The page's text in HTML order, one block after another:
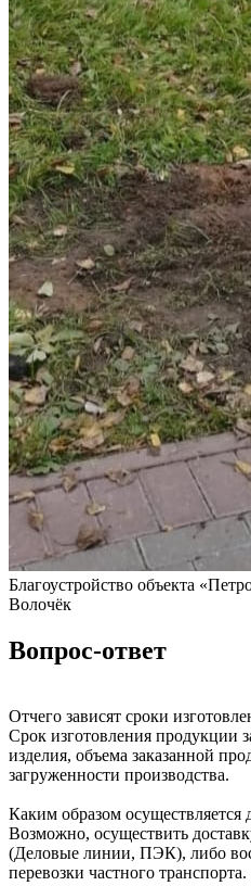
Благоустройство объекта
Волочёк
Вопрос-ответ
Отчего зависят сроки
Срок изготовления продукции
изделия, объема заказанной
загруженности производства.
Каким образом осуществляется
Возможно, осуществить
(Деловые линии, ПЭК), либо
перевозки частного транспорта.